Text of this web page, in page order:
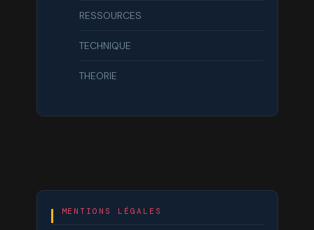
RESSOURCES
TECHNIQUE
THEORIE
MENTIONS LÉGALES